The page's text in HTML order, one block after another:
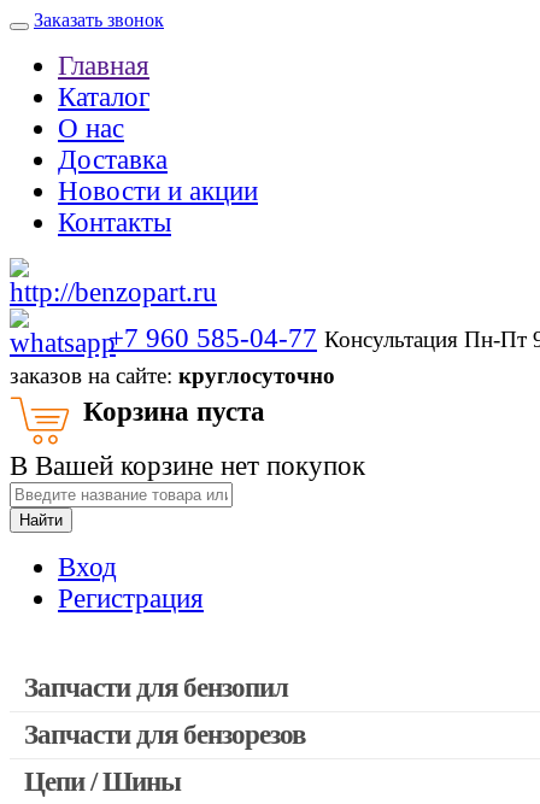
Заказать звонок
Главная
Каталог
О нас
Доставка
Новости и акции
Контакты
+7 960 585-04-77 Консультация Пн-
заказов на сайте: круглосуточно
Корзина пуста
В Вашей корзине нет покупок
Найти
Вход
Регистрация
Запчасти для бензопил
Запчасти для бензопил Stihl
Запчасти для бензопил Husqvarna, Partner
Запчасти для бензорезов
Цепи / Шины